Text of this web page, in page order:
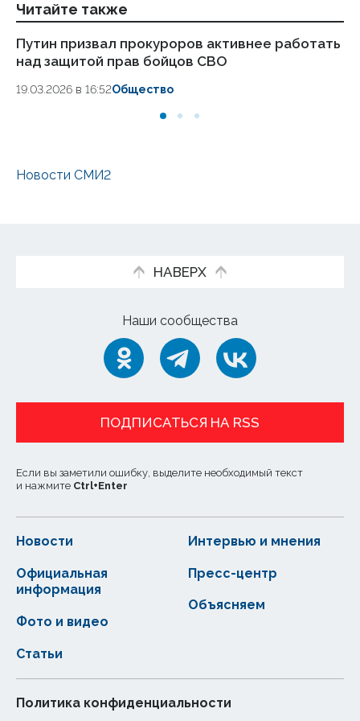
Читайте также
Путин призвал прокуроров активнее работать
над защитой прав бойцов СВО
19.03.2026 в 16:52Общество
Новости СМИ2
НАВЕРХ
Наши сообщества
ПОДПИСАТЬСЯ НА RSS
Если вы заметили ошибку, выделите необходимый текст
и нажмите Ctrl+Enter
Новости
Статьи
Официальная
информация
Интервью и мнения
Фото и видео
Пресс-центр
Объясняем
Политика конфиденциальности